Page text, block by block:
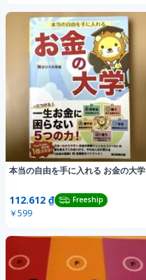
本当の自由を手に入れる お金の大学
112.612 ₫ Freeship
￥599